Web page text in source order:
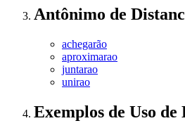
Antônimo de
achegarão
aproximarao
juntarao
unirao
Exemplos de Uso de